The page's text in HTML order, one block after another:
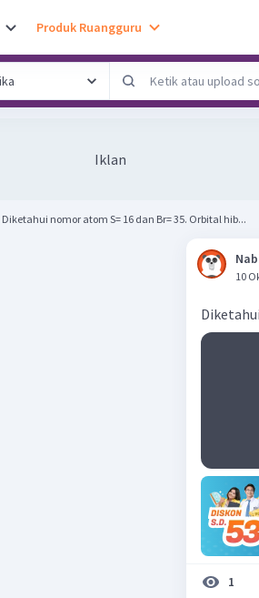
Produk Ruangguru
Iklan
Diketahui nomor atom S= 16 dan Br= 35. Orbital hib...
10
1